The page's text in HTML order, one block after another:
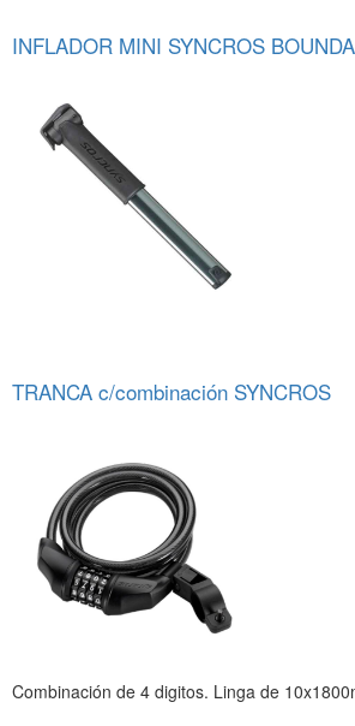
INFLADOR MINI SYNCROS
TRANCA c/combinación SYNCROS
Combinación de 4 digitos. Linga de